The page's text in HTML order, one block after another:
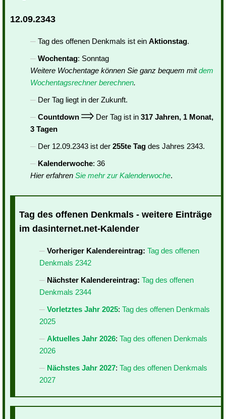
12.09.2343
Tag des offenen Denkmals ist ein Aktionstag.
Wochentag: Sonntag
Weitere Wochentage können Sie ganz bequem mitdem
Wochentagsrechner berechnen.
Der Tag liegt in der Zukunft.
Countdown
Der Tag ist in 317 Jahren, 1 Monat,
3 Tagen
Der 12.09.2343 ist der 255te Tag des Jahres 2343.
Kalenderwoche: 36
Hier erfahren Sie mehr zur Kalenderwoche.
Tag des offenen Denkmals - weitere Einträge
im dasinternet.net-Kalender
Vorheriger Kalendereintrag: Tag des offenen
Denkmals 2342
Nächster Kalendereintrag: Tag des offenen
Denkmals 2344
Vorletztes Jahr 2025: Tag des offenen Denkmals
2025
Aktuelles Jahr 2026: Tag des offenen Denkmals
2026
Nächstes Jahr 2027: Tag des offenen Denkmals
2027